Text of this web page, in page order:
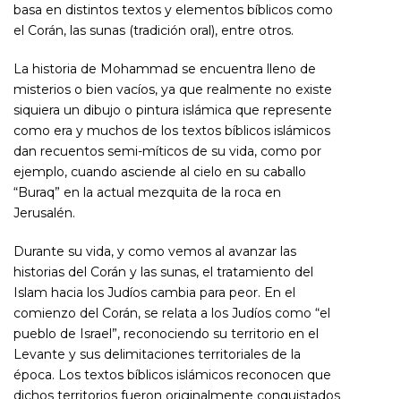
basa en distintos textos y elementos bíblicos como
el Corán, las sunas (tradición oral), entre otros.
La historia de Mohammad se encuentra lleno de
misterios o bien vacíos, ya que realmente no existe
siquiera un dibujo o pintura islámica que represente
como era y muchos de los textos bíblicos islámicos
dan recuentos semi-míticos de su vida, como por
ejemplo, cuando asciende al cielo en su caballo
“Buraq” en la actual mezquita de la roca en
Jerusalén.
Durante su vida, y como vemos al avanzar las
historias del Corán y las sunas, el tratamiento del
Islam hacia los Judíos cambia para peor. En el
comienzo del Corán, se relata a los Judíos como “el
pueblo de Israel”, reconociendo su territorio en el
Levante y sus delimitaciones territoriales de la
época. Los textos bíblicos islámicos reconocen que